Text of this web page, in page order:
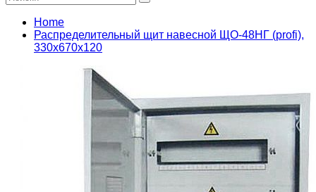
Home
Распределительный щит навесной ЩО-48НГ (profi),
330х670х120